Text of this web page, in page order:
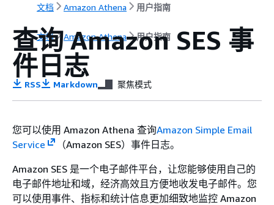
文档 Amazon Athena 用户指南
文档 Amazon Athena 用户指南
查询 Amazon SES 事
件日志
RSS Markdown 聚焦模式
您可以使用 Amazon Athena 查询Amazon Simple Email
Service
（Amazon SES）事件日志。
Amazon SES 是一个电子邮件平台，让您能够使用自己的
电子邮件地址和域，经济高效且方便地收发电子邮件。您
可以使用事件、指标和统计信息更加细致地监控 Amazon